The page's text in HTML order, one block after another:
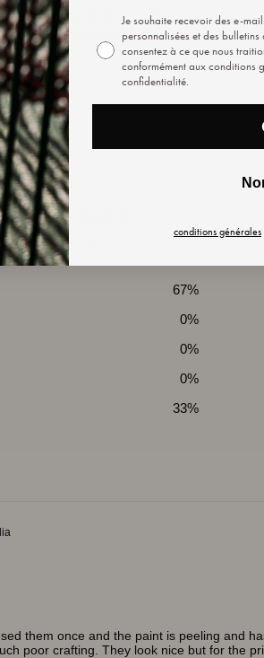
un Coquetier qui correspond à sa
Lequel vous correspond ?
/ 53 reviews
67%
0%
0%
0%
33%
them once and the paint is peeling and
poor crafting. They look nice but for the
Je souhaite recevoir des e-
personnalisées et des
consentez à ce que nous
conformément aux conditions
confidentialité.
conditions générales